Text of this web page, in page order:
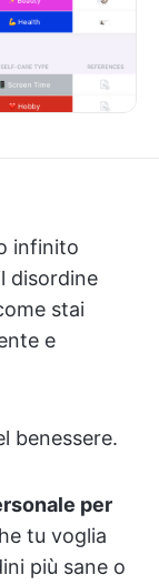
infinito
disordine
stai
e
benessere.
per
tu voglia
più sane o